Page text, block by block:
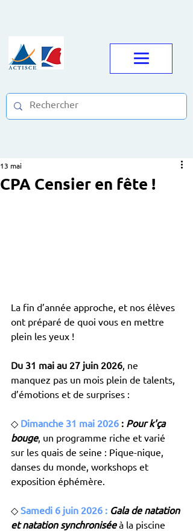
CPA Censier en fête !
13 mai
La fin d’année approche, et nos élèves
ont préparé de quoi vous en mettre
plein les yeux !
Du 31 mai au 27 juin 2026, ne
manquez pas un mois plein de talents,
d’émotions et de surprises :
◇ Dimanche 31 mai 2026 : Pour k'ça
bouge, un programme riche et varié
sur les quais de seine : Pique-nique,
danses du monde, workshops et
exposition éphémère.
◇ Samedi 6 juin 2026 : Gala de natation
et natation synchronisée à la piscine